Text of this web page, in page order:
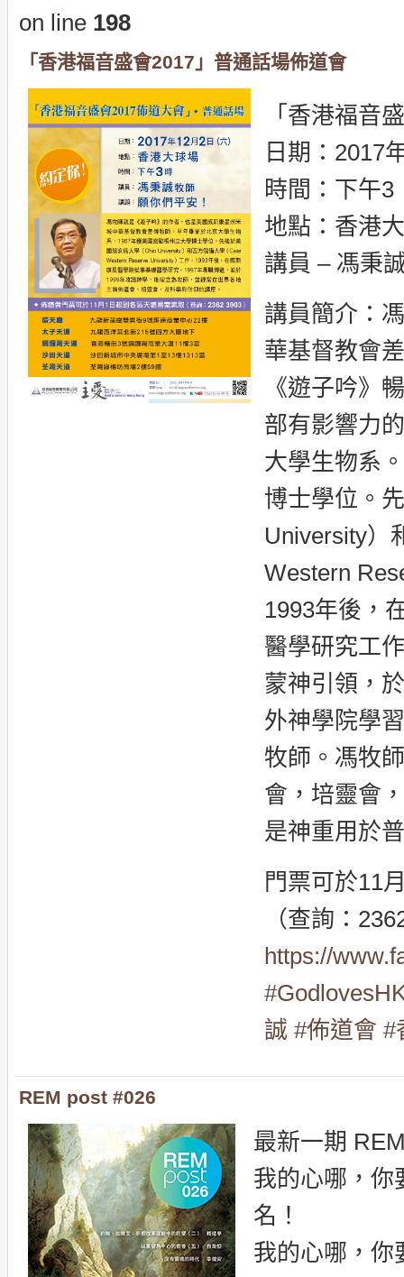
on line 198
「香港福音盛會2017」普通話場佈道會
「香港福音
日期：2017
時間：下午3
地點：香港
講員 – 馮秉
講員簡介：
華基督教會
《遊子吟》
部有影響力
大學生物系
博士學位。
University）
Western
1993年後，
醫學研究工
蒙神引領，
外神學院學
牧師。馮牧
會，培靈會
是神重用於
門票可於11
（查詢：
https://
#
誠 #佈道會 #
REM post #026
最新一期
我的心哪，你
名！
我的心哪，你